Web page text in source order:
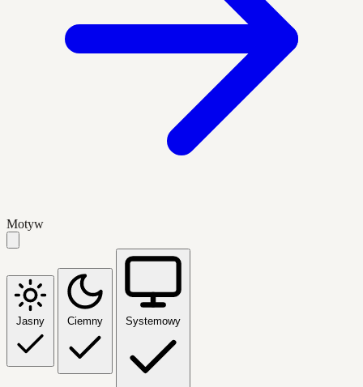
Motyw
Jasny Ciemny Systemowy